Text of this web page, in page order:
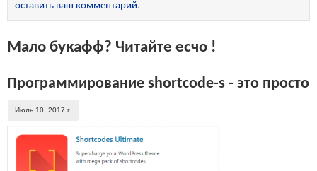
оставить ваш комментарий.
Мало букафф? Читайте есчо !
Программирование shortcode-s - это просто
Июль 10, 2017 г.